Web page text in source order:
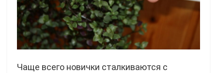
Чаще всего новички сталкиваются с